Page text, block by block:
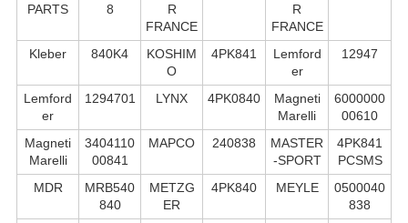
PARTS
8
R
FRANCE
R
FRANCE
Kleber 840K4
KOSHIM
O
4PK841
Lemford
er
12947
Lemford
er
1294701 LYNX 4PK0840
Magneti
Marelli
6000000
00610
Magneti
Marelli
3404110
00841
MAPCO 240838
MASTER
-SPORT
4PK841
PCSMS
MDR
MRB540
840
METZG
ER
4PK840 MEYLE
0500040
838